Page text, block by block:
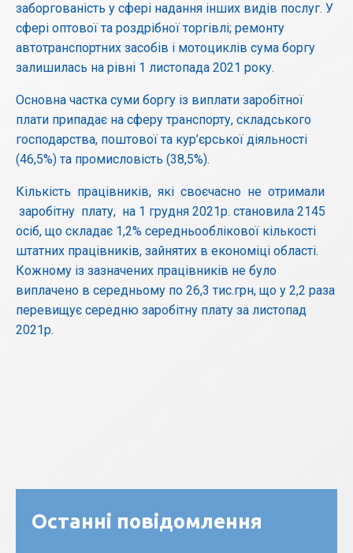
заборгованість у сфері надання інших видів послуг. У
сфері оптової та роздрібної торгівлі; ремонту
автотранспортних засобів і мотоциклів сума боргу
залишилась на рівні 1 листопада 2021 року.
Основна частка суми боргу із виплати заробітної
плати припадає на сферу транспорту, складського
господарства, поштової та кур’єрської діяльності
(46,5%) та промисловість (38,5%).
Кількість працівників, які своєчасно не отримали
заробітну плату, на 1 грудня 2021р. становила 2145
осіб, що складає 1,2% середньооблікової кількості
штатних працівників, зайнятих в економіці області.
Кожному із зазначених працівників не було
виплачено в середньому по 26,3 тис.грн, що у 2,2 раза
перевищує середню заробітну плату за листопад
2021р.
Останні повідомлення